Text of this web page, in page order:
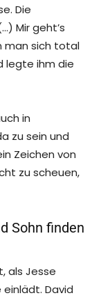
Die
Mir geht’s
man sich total
legte ihm die
in
zu sein und
Zeichen von
zu scheuen,
Sohn finden
als Jesse
David